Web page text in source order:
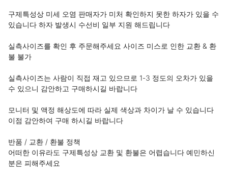
구제특성상 미세 오염 판매자가 미처 확인하지 못한 하자가 있을 수
있습니다 하자 발생시 수선비 일부 지원 해드립니다
실측사이즈를 확인 후 주문해주세요 사이즈 미스로 인한 교환 & 환
불 불가
실측사이즈는 사람이 직접 재고 있으므로 1-3 정도의 오차가 있을
수 있으니 감안하고 구매하시길 바랍니다
모니터 및 액정 해상도에 따라 실제 색상과 차이가 날 수 있습니다
이점 감안하여 구매 하시길 바랍니다
반품 / 교환 / 환불 정책
어떠한 이유라도 구제특성상 교환 및 환불은 어렵습니다 예민하신
분은 피해주세요